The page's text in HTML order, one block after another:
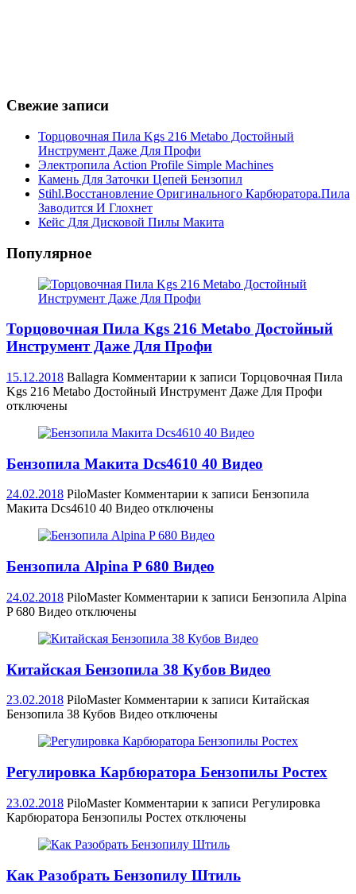
Свежие записи
Торцовочная Пила Kgs 216 Metabo Достойный
Инструмент Даже Для Профи
Электропила Action Profile Simple Machines
Камень Для Заточки Цепей Бензопил
Stihl.Восстановление Оригинального Карбюратора.Пила
Заводится И Глохнет
Кейс Для Дисковой Пилы Макита
Популярное
Торцовочная Пила Kgs 216 Metabo Достойный
Инструмент Даже Для Профи
15.12.2018 Ballagra Комментарии к записи Торцовочная Пила
Kgs 216 Metabo Достойный Инструмент Даже Для Профи
отключены
Бензопила Макита Dcs4610 40 Видео
24.02.2018 PiloMaster Комментарии к записи Бензопила
Макита Dcs4610 40 Видео отключены
Бензопила Alpina P 680 Видео
24.02.2018 PiloMaster Комментарии к записи Бензопила Alpina
P 680 Видео отключены
Китайская Бензопила 38 Кубов Видео
23.02.2018 PiloMaster Комментарии к записи Китайская
Бензопила 38 Кубов Видео отключены
Регулировка Карбюратора Бензопилы Ростех
23.02.2018 PiloMaster Комментарии к записи Регулировка
Карбюратора Бензопилы Ростех отключены
Как Разобрать Бензопилу Штиль